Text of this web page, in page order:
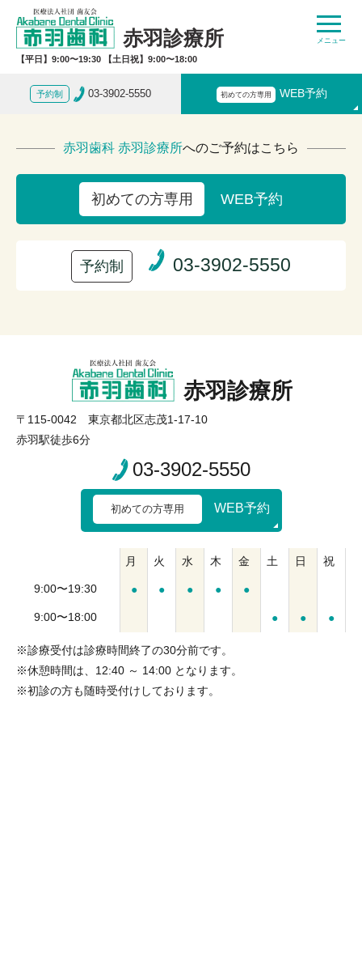
赤羽診療所
【平日】9:00〜19:30 【土日祝】9:00〜18:00
予約制 03-3902-5550 初めての方専用 WEB予約
赤羽歯科 赤羽診療所へのご予約はこちら
初めての方専用 WEB予約
予約制 03-3902-5550
赤羽診療所
〒115-0042 東京都北区志茂1-17-10
赤羽駅徒歩6分
03-3902-5550
初めての方専用 WEB予約
月 火 水 木 金 土 日 祝
9:00〜19:30 ● ● ● ● ●
9:00〜18:00 ● ● ●
※診療受付は診療時間終了の30分前です。
※休憩時間は、12:40 ～ 14:00 となります。
※初診の方も随時受付けしております。